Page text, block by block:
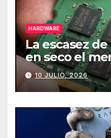
HARDWARE
La escasez
en seco el
de PCs
10 JULIO, 2026